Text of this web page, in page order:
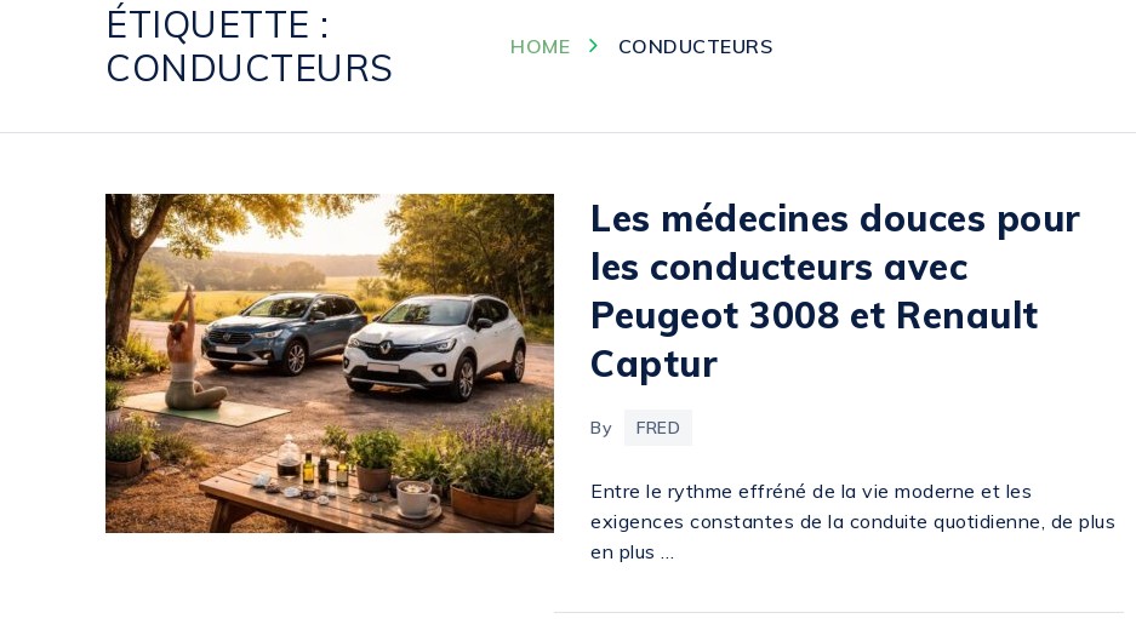
ÉTIQUETTE :
CONDUCTEURS
HOME CONDUCTEURS
Les médecines douces pour
les conducteurs avec
Peugeot 3008 et Renault
Captur
By FRED
Entre le rythme effréné de la vie moderne et les
exigences constantes de la conduite quotidienne, de plus
en plus …